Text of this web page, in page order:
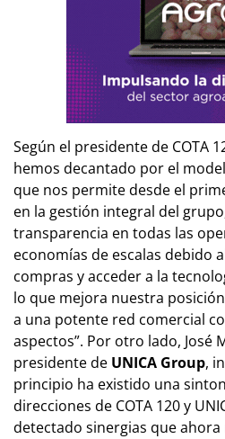
Según el presidente de COTA
hemos decantado por el
que nos permite desde el
en la gestión integral del
transparencia en todas las
economías de escalas debido
compras y acceder a la
lo que mejora nuestra
a una potente red comercial
aspectos”. Por otro lado, José
presidente de UNICA Group,
principio ha existido una
direcciones de COTA 120 y
detectado sinergias que